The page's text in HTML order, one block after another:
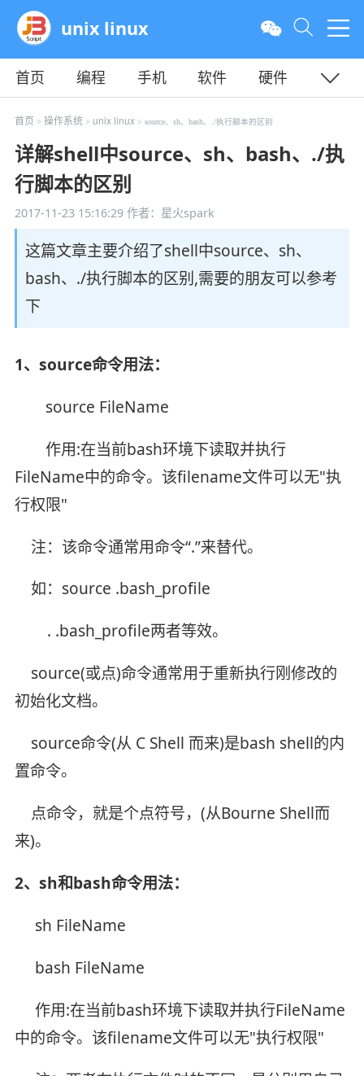
unix linux
首页 编程 手机 软件
硬件
教程
平面 服务器
首页 > 操作系统> unix linux> source、sh、bash、./执行脚本的区别
详解shell中source、sh、bash、./执
行脚本的区别
2017-11-23 15:16:29作者：星火spark
这篇文章主要介绍了shell中source、sh、
bash、./执行脚本的区别,需要的朋友可以参考
下
1、source命令用法：
source FileName
作用:在当前bash环境下读取并执行
FileName中的命令。该filename文件可以无"执
行权限"
注：该命令通常用命令“.”来替代。
如：source .bash_profile
. .bash_profile两者等效。
source(或点)命令通常用于重新执行刚修改的
初始化文档。
source命令(从 C Shell 而来)是bash shell的内
置命令。
点命令，就是个点符号，(从Bourne Shell而
来)。
2、sh和bash命令用法：
sh FileName
bash FileName
作用:在当前bash环境下读取并执行FileName
中的命令。该filename文件可以无"执行权限"